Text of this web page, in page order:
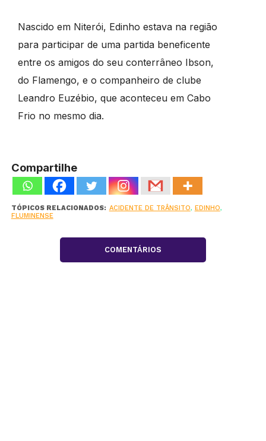
Nascido em Niterói, Edinho estava na região
para participar de uma partida beneficente
entre os amigos do seu conterrâneo Ibson,
do Flamengo, e o companheiro de clube
Leandro Euzébio, que aconteceu em Cabo
Frio no mesmo dia.
Compartilhe
TÓPICOS RELACIONADOS: ACIDENTE DE TRÂNSITO, EDINHO,
FLUMINENSE
COMENTÁRIOS